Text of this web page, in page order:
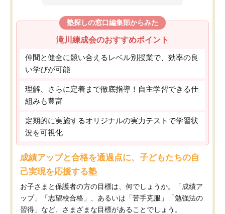
塾探しの窓口編集部からみた
滝川練成会のおすすめポイント
仲間と健全に競い合えるレベル別授業で、効率の良
い学びが可能
理解、さらに定着まで徹底指導！自主学習できる仕
組みも豊富
定期的に実施するオリジナルの実力テストで学習状
況を可視化
成績アップと合格を通過点に、子どもたちの自
己実現を応援する塾
お子さまと保護者の方の目標は、何でしょうか。「成績ア
ップ」「志望校合格」、あるいは「苦手克服」「勉強法の
習得」など、さまざまな目標があることでしょう。